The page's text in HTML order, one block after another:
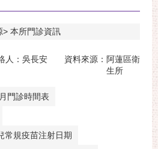
本所門診資訊
：吳長安 資料來源：阿蓮區衛
生所
門診時間表
常規疫苗注射日期